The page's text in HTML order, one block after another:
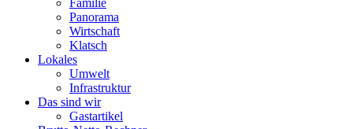
Familie
Panorama
Wirtschaft
Klatsch
Lokales
Umwelt
Infrastruktur
Das sind wir
Gastartikel